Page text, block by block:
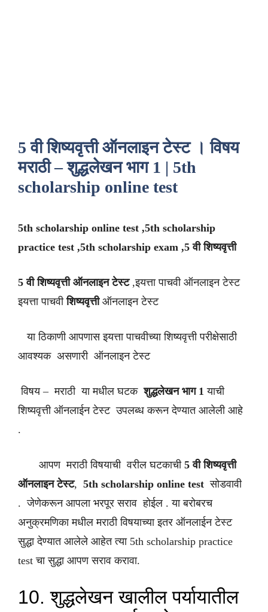
5 वी शिष्यवृत्ती ऑनलाइन टेस्ट । विषय
मराठी – शुद्धलेखन भाग 1 | 5th
scholarship online test
5th scholarship online test ,5th scholarship
practice test ,5th scholarship exam ,5 वी शिष्यवृत्ती
5 वी शिष्यवृत्ती ऑनलाइन टेस्ट ,इयत्ता पाचवी ऑनलाइन टेस्ट
इयत्ता पाचवीशिष्यवृत्तीऑनलाइन टेस्ट
या ठिकाणी आपणास इयत्ता पाचवीच्या शिष्यवृत्ती परीक्षेसाठी
आवश्यक असणारी ऑनलाइन टेस्ट
विषय – मराठी या मधील घटकशुद्धलेखन भाग 1 याची
शिष्यवृत्ती ऑनलाईन टेस्ट उपलब्ध करून देण्यात आलेली आहे
.
आपण मराठी विषयाची वरील घटकाची 5 वी शिष्यवृत्ती
ऑनलाइन टेस्ट, 5th scholarship online test सोडवावी
. जेणेकरून आपला भरपूर सराव होईल . या बरोबरच
अनुक्रमणिका मधील मराठी विषयाच्या इतर ऑनलाईन टेस्ट
सुद्धा देण्यात आलेले आहेत त्या 5th scholarship practice
test चा सुद्धा आपण सराव करावा.